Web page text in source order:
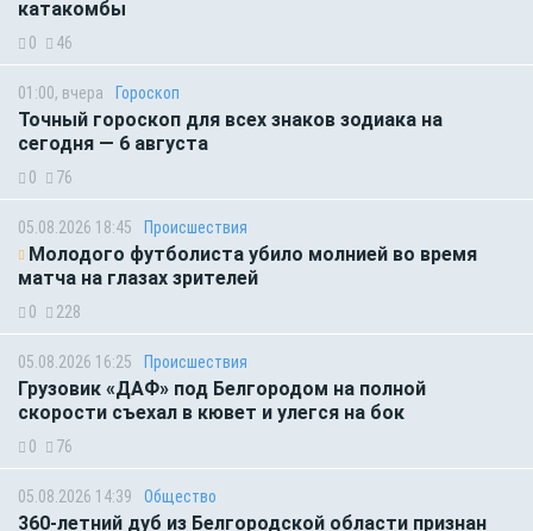
катакомбы
0 46
01:00, вчера Гороскоп
Точный гороскоп для всех знаков зодиака на
сегодня — 6 августа
0 76
05.08.2026 18:45 Происшествия
Молодого футболиста убило молнией во время
матча на глазах зрителей
0 228
05.08.2026 16:25 Происшествия
Грузовик «ДАФ» под Белгородом на полной
скорости съехал в кювет и улегся на бок
0 76
05.08.2026 14:39 Общество
360-летний дуб из Белгородской области признан